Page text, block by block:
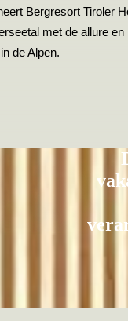
Bergresort Tiroler
met de allure
de Alpen.